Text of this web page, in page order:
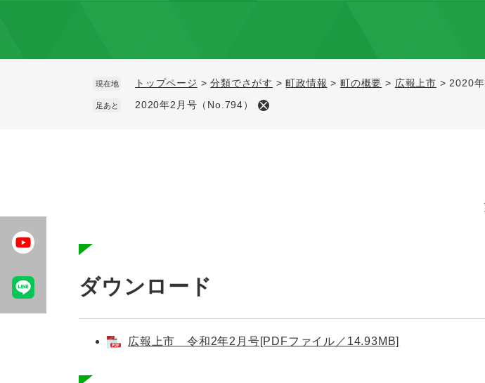
現在地 トップページ >分類でさがす >町政情報 >町の概要 > 広報上市 > 2020
足あと 2020年2月号（No.794）
ダウンロード
広報上市 令和2年2月号[PDFファイル／14.93MB]